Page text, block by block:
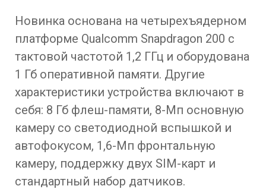
Новинка основана на четырехъядерном
платформе Qualcomm Snapdragon 200 с
тактовой частотой 1,2 ГГц и оборудована
1 Гб оперативной памяти. Другие
характеристики устройства включают в
себя: 8 Гб флеш-памяти, 8-Мп основную
камеру со светодиодной вспышкой и
автофокусом, 1,6-Мп фронтальную
камеру, поддержку двух SIM-карт и
стандартный набор датчиков.